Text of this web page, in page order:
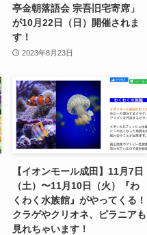
亭金朝落語会 宗吾旧宅寄席」
が10月22日（日）開催されま
す！
2023年8月23日
【イオンモール成田】11月7日
（土）〜11月10日（火）『わ
くわく水族館』がやってくる！
クラゲやクリオネ、ピラニアも
見れちゃいます！